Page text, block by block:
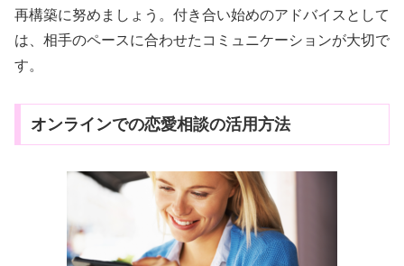
再構築に努めましょう。付き合い始めのアドバイスとして
は、相手のペースに合わせたコミュニケーションが大切で
す。
オンラインでの恋愛相談の活用方法